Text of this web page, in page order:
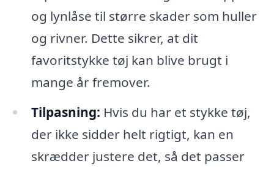
og lynlåse til større skader som huller
og rivner. Dette sikrer, at dit
favoritstykke tøj kan blive brugt i
mange år fremover.
Tilpasning: Hvis du har et stykke tøj,
der ikke sidder helt rigtigt, kan en
skrædder justere det, så det passer